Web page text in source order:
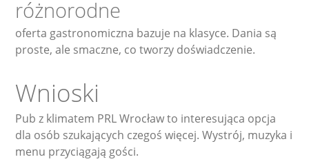
różnorodne
oferta gastronomiczna bazuje na klasyce. Dania są
proste, ale smaczne, co tworzy doświadczenie.
Wnioski
Pub z klimatem PRL Wrocław to interesująca opcja
dla osób szukających czegoś więcej. Wystrój, muzyka i
menu przyciągają gości.